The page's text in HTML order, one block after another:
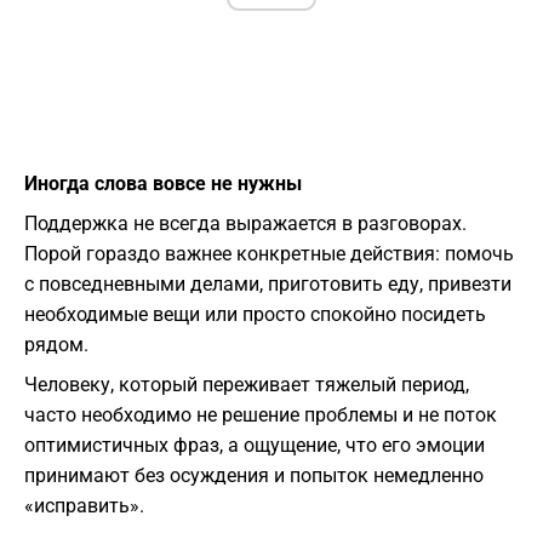
Иногда слова вовсе не нужны
Поддержка не всегда выражается в разговорах.
Порой гораздо важнее конкретные действия: помочь
с повседневными делами, приготовить еду, привезти
необходимые вещи или просто спокойно посидеть
рядом.
Человеку, который переживает тяжелый период,
часто необходимо не решение проблемы и не поток
оптимистичных фраз, а ощущение, что его эмоции
принимают без осуждения и попыток немедленно
«исправить».